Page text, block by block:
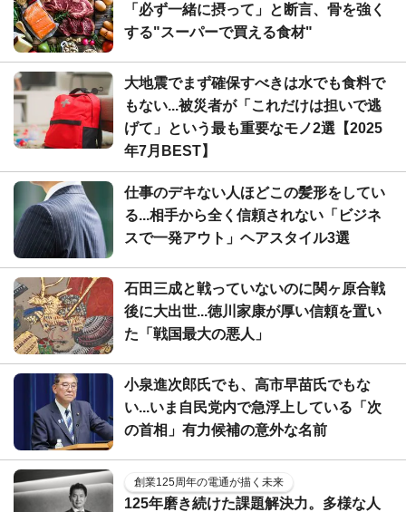
「必ず一緒に摂って」と断言、骨を強く
する"スーパーで買える食材"
大地震でまず確保すべきは水でも食料で
もない...被災者が「これだけは担いで逃
げて」という最も重要なモノ2選【2025
年7月BEST】
仕事のデキない人ほどこの髪形をしてい
る...相手から全く信頼されない「ビジネ
スで一発アウト」ヘアスタイル3選
石田三成と戦っていないのに関ヶ原合戦
後に大出世...徳川家康が厚い信頼を置い
た「戦国最大の悪人」
小泉進次郎氏でも、高市早苗氏でもな
い...いま自民党内で急浮上している「次
の首相」有力候補の意外な名前
創業125周年の電通が描く未来
125年磨き続けた課題解決力。多様な人